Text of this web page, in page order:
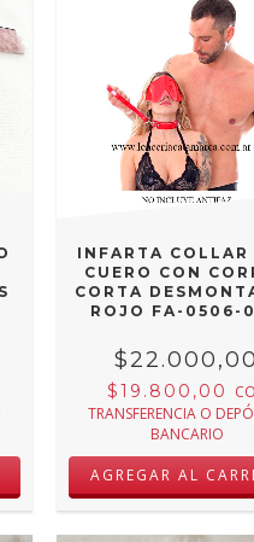
INFARTA COLLAR
CUERO CON
CORTA
ROJO FA-0506-
$22.000,00
$19.800,00
TRANSFERENCIA O
BANCARIO